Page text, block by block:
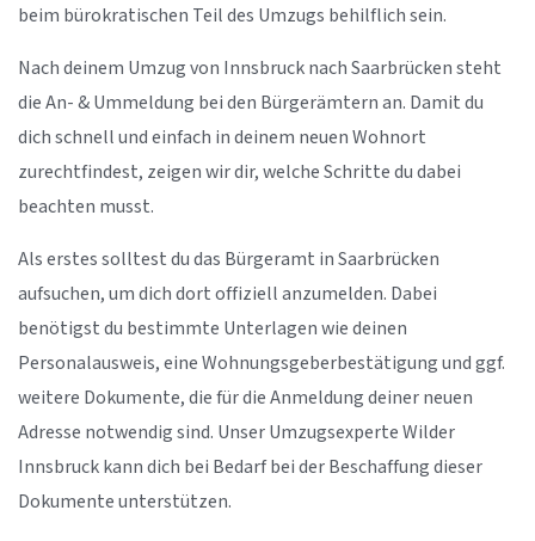
beim bürokratischen Teil des Umzugs behilflich sein.
Nach deinem Umzug von Innsbruck nach Saarbrücken steht
die An- & Ummeldung bei den Bürgerämtern an. Damit du
dich schnell und einfach in deinem neuen Wohnort
zurechtfindest, zeigen wir dir, welche Schritte du dabei
beachten musst.
Als erstes solltest du das Bürgeramt in Saarbrücken
aufsuchen, um dich dort offiziell anzumelden. Dabei
benötigst du bestimmte Unterlagen wie deinen
Personalausweis, eine Wohnungsgeberbestätigung und ggf.
weitere Dokumente, die für die Anmeldung deiner neuen
Adresse notwendig sind. Unser Umzugsexperte Wilder
Innsbruck kann dich bei Bedarf bei der Beschaffung dieser
Dokumente unterstützen.